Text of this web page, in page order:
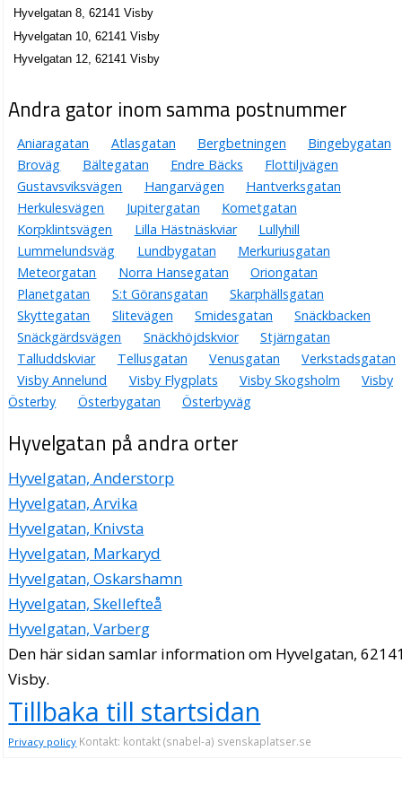
Hyvelgatan 8, 62141 Visby
Hyvelgatan 10, 62141 Visby
Hyvelgatan 12, 62141 Visby
Andra gator inom samma postnummer
Aniaragatan Atlasgatan Bergbetningen
Bingebygatan
Broväg
Bältegatan Endre Bäcks
Flottiljvägen
Gustavsviksvägen
Hangarvägen
Hantverksgatan
Herkulesvägen
Jupitergatan
Kometgatan
Korpklintsvägen
Lilla Hästnäskviar
Lullyhill
Lummelundsväg
Lundbygatan
Merkuriusgatan
Meteorgatan
Norra Hansegatan
Oriongatan
Planetgatan
S:t Göransgatan
Skarphällsgatan
Skyttegatan
Slitevägen Smidesgatan
Snäckbacken
Snäckgärdsvägen
Snäckhöjdskvior
Stjärngatan
Talluddskviar
Tellusgatan Venusgatan
Verkstadsgatan
Visby Annelund
Visby Flygplats Visby Skogsholm
Visby
Österby
Österbygatan Österbyväg
Hyvelgatan på andra orter
Hyvelgatan, Anderstorp
Hyvelgatan, Arvika
Hyvelgatan, Knivsta
Hyvelgatan, Markaryd
Hyvelgatan, Oskarshamn
Hyvelgatan, Skellefteå
Hyvelgatan, Varberg
Den här sidan samlar information om Hyvelgatan,
Visby.
Tillbaka till startsidan
Privacy policy Kontakt: kontakt (snabel-a) svenskaplatser.se